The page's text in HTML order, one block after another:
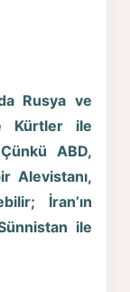
Rusya ve
Kürtler ile
ABD,
Alevistanı,
İran’ın
ile